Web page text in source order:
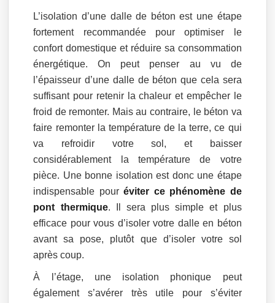
L’isolation d’une dalle de béton est une étape
fortement recommandée pour optimiser le
confort domestique et réduire sa consommation
énergétique. On peut penser au vu de
l’épaisseur d’une dalle de béton que cela sera
suffisant pour retenir la chaleur et empêcher le
froid de remonter. Mais au contraire, le béton va
faire remonter la température de la terre, ce qui
va refroidir votre sol, et baisser
considérablement la température de votre
pièce. Une bonne isolation est donc une étape
indispensable pouréviter ce phénomène de
pont thermique. Il sera plus simple et plus
efficace pour vous d’isoler votre dalle en béton
avant sa pose, plutôt que d’isoler votre sol
après coup.
À l’étage, une isolation phonique peut
également s’avérer très utile pour s’éviter